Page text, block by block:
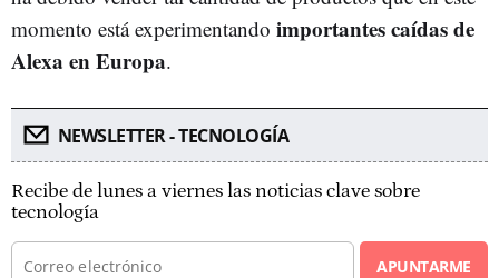
momento está experimentando importantes caídas de
Alexa en Europa.
NEWSLETTER - TECNOLOGÍA
Recibe de lunes a viernes las noticias clave sobre
tecnología
APUNTARME